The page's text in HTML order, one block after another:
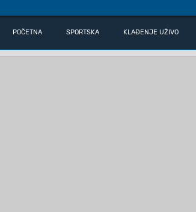
POČETNA SPORTSKA KLAĐENJE UŽIVO